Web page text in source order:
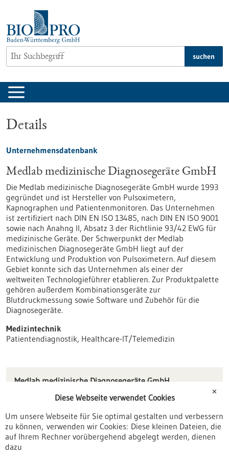
springen
suchen
Details
Unternehmensdatenbank
Medlab medizinische Diagnosegeräte GmbH
Die Medlab medizinische Diagnosegeräte GmbH wurde 1993
gegründet und ist Hersteller von Pulsoximetern,
Kapnographen und Patientenmonitoren. Das Unternehmen
ist zertifiziert nach DIN EN ISO 13485, nach DIN EN ISO 9001
sowie nach Anahng II, Absatz 3 der Richtlinie 93/42 EWG für
medizinische Geräte. Der Schwerpunkt der Medlab
medizinischen Diagnosegeräte GmbH liegt auf der
Entwicklung und Produktion von Pulsoximetern. Auf diesem
Gebiet konnte sich das Unternehmen als einer der
weltweiten Technologieführer etablieren. Zur Produktpalette
gehören außerdem Kombinationsgeräte zur
Blutdruckmessung sowie Software und Zubehör für die
Diagnosegeräte.
Medizintechnik
Patientendiagnostik, Healthcare-IT/Telemedizin
Medlab medizinische Diagnosegeräte GmbH
76297 Stutensee
sales(at)medlab.eu
www.medlab-gmbh.de
✕
Diese Webseite verwendet Cookies
Um unsere Webseite für Sie optimal gestalten und verbessern
zu können, verwenden wir Cookies: Diese kleinen Dateien, die
auf Ihrem Rechner vorübergehend abgelegt werden, dienen
dazu